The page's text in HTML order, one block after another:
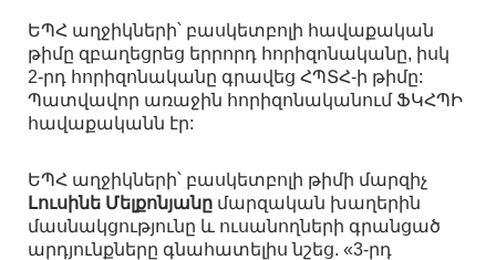
ԵՊՀ աղջիկների՝ բասկետբոլի հավաքական
թիմը զբաղեցրեց երրորդ հորիզոնականը, իսկ
2-րդ հորիզոնականը գրավեց ՀՊՏՀ-ի թիմը:
Պատվավոր առաջին հորիզոնականում ՖԿՀՊԻ
հավաքականն էր:
ԵՊՀ աղջիկների՝ բասկետբոլի թիմի մարզիչ
Լուսինե Մելքոնյանը մարզական խաղերին
մասնակցությունը և ուսանողների գրանցած
արդյունքները գնահատելիս նշեց. «3-րդ